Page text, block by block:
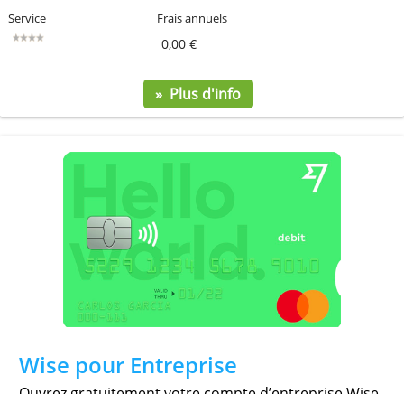
Bunq Pro
mobile conçue pour les entreprises, freelances et
TPE, offrant jusqu’à 25 comptes avec IBAN
cartes multiples et des paiements
frais cachés. Avec des abonnements flexibles et
des intégrations comptables, elle simplifie la
financière
tout en offrant des avantages exclusifs via bunq
Frais annuels
» Plus d'info